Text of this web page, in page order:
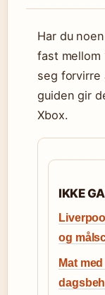
Har du
fast mellom
seg forvirre
guiden gir
Xbox.
IKKE
og
Mat